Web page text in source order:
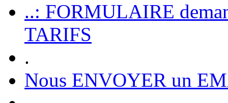
..: FORMULAIRE
TARIFS
.
Nous ENVOYER un